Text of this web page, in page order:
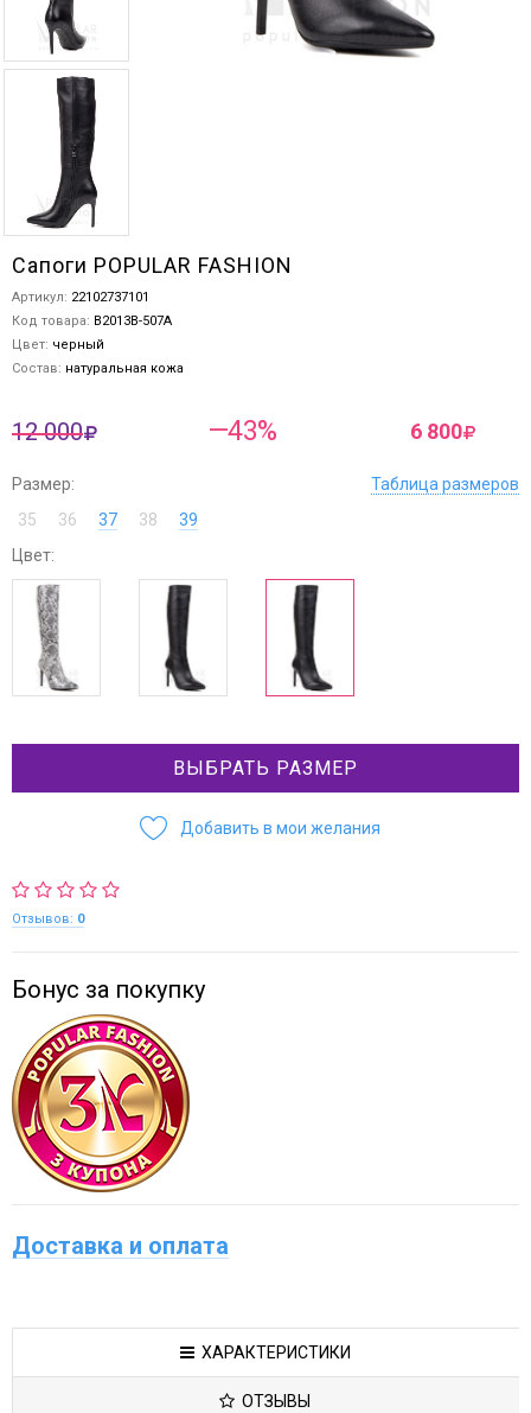
Сапоги POPULAR FASHION
Артикул: 22102737101
Код товара: B2013B-507A
Цвет: черный
Состав: натуральная кожа
12 000 —43% 6 800
Размер:
Таблица размеров
35
36 37 38
39
Цвет:
ВЫБРАТЬ РАЗМЕР
Добавить в мои желания
Отзывов: 0
Бонус за покупку
Доставка и оплата
ХАРАКТЕРИСТИКИ
ОТЗЫВЫ